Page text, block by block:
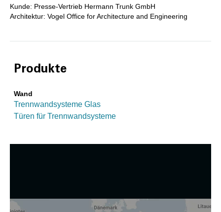
Kunde: Presse-Vertrieb Hermann Trunk GmbH
Architektur: Vogel Office for Architecture and Engineering
Produkte
Wand
Trennwandsysteme Glas
Türen für Trennwandsysteme